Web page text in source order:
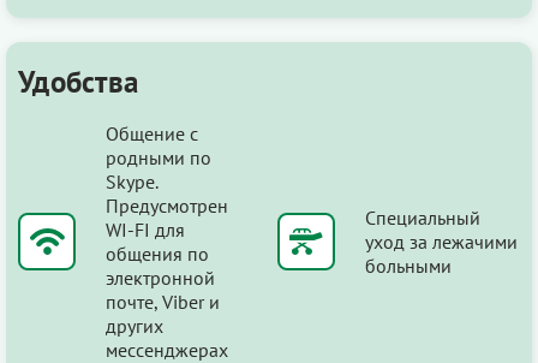
Удобства
Общение с
родными по
Skype.
Предусмотрен
WI-FI для
общения по
электронной
почте, Viber и
других
мессенджерах
Специальный
уход за лежачими
больными